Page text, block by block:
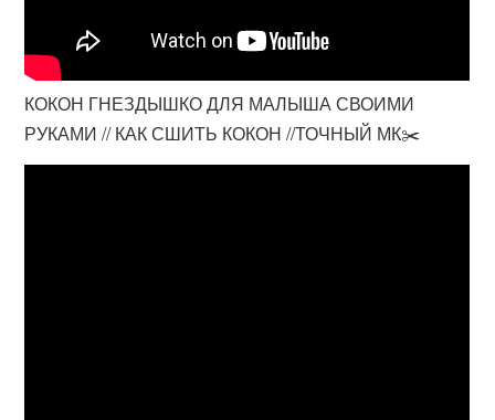
КОКОН ГНЕЗДЫШКО ДЛЯ МАЛЫША СВОИМИ
РУКАМИ // КАК СШИТЬ КОКОН //ТОЧНЫЙ МК✂️